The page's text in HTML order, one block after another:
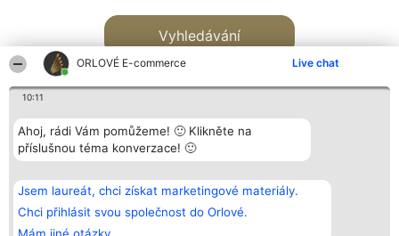
ORLOVÉ E-commerce Live chat
10:11
Ahoj, rádi Vám pomůžeme! 🙂 Klikněte na
příslušnou téma konverzace! 🙂
Jsem laureát, chci získat marketingové materiály.
Chci přihlásit svou společnost do Orlové.
Vyhledávání
Bright Side Solutions sp. z o.
o. sp. k.
ul. Ruska 22
Wrocław 50-079
KRS 0000749100 | Regon
Vítězové
Seznam všech
laureátů
Zásady
Kontakt